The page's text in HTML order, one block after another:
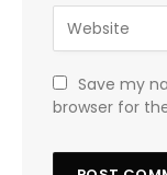
Save my
browser for